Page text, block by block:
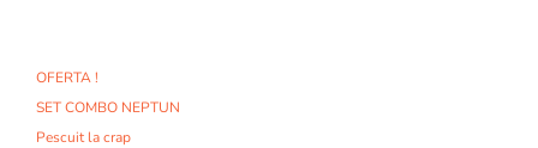
a
t
i
OFERTA !
SET COMBO NEPTUN
Pescuit la crap